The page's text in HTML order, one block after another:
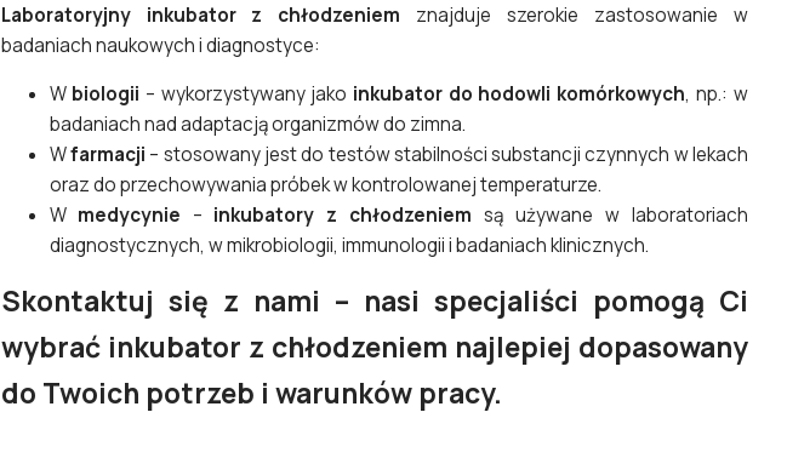
Laboratoryjny inkubator z chłodzeniem znajduje szerokie zastosowanie w
badaniach naukowych i diagnostyce:
W biologii – wykorzystywany jako inkubator do hodowli komórkowych, np.: w
badaniach nad adaptacją organizmów do zimna.
Wfarmacji – stosowany jest do testów stabilności substancji czynnych w lekach
oraz do przechowywania próbek w kontrolowanej temperaturze.
W medycynie – inkubatory z chłodzeniem są używane w laboratoriach
diagnostycznych, w mikrobiologii, immunologii i badaniach klinicznych.
Skontaktuj się z nami – nasi specjaliści pomogą Ci
wybrać inkubator z chłodzeniem najlepiej dopasowany
do Twoich potrzeb i warunków pracy.